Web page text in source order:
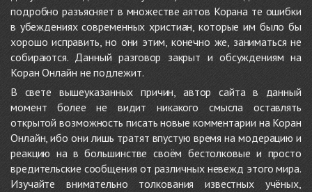
подробно разъясняет в множестве аятов Корана те ошибки
в убеждениях современных христиан, которые им было бы
хорошо исправить, но они этим, конечно же, заниматься не
собираются. Данный разговор закрыт и обсуждениям на
Коран Онлайн не подлежит.
В свете вышеуказанных причин, автор сайта в данный
момент более не видит никакого смысла оставлять
открытой возможность писать новые комментарии на Коран
Онлайн, ибо они лишь тратят впустую время на модерацию и
реакцию на в большинстве своём бестолковые и просто
вредительские сообщения от различных невежд этого мира.
Изучайте внимательно толкования известных учёных,